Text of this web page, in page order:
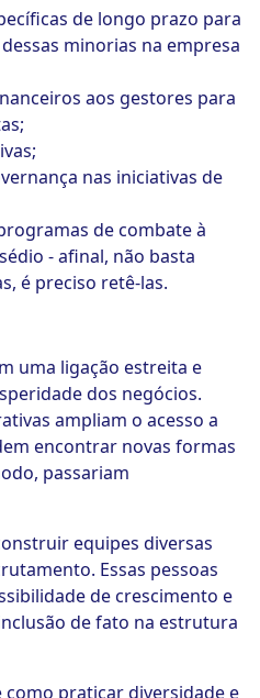
de longo prazo para
minorias na empresa
aos gestores para
nas iniciativas de
de combate à
- afinal, não basta
é preciso retê-las.
uma ligação estreita e
dos negócios.
ampliam o acesso a
encontrar novas formas
passariam
equipes diversas
Essas pessoas
de crescimento e
de fato na estrutura
como praticar diversidade e